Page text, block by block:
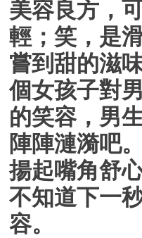
美容良方，
輕；笑，是
嘗到甜的滋
個女孩子對
的笑容，男
陣陣漣漪吧
揚起嘴角舒
不知道下一
容。